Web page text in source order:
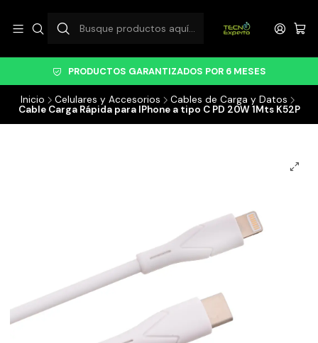
PRODUCTOS GARANTIZADOS POR 6 MESES
Inicio Celulares y Accesorios
Cables de Carga y Datos
Cable Carga Rápida para IPhone a tipo C PD 20W 1Mts K52P